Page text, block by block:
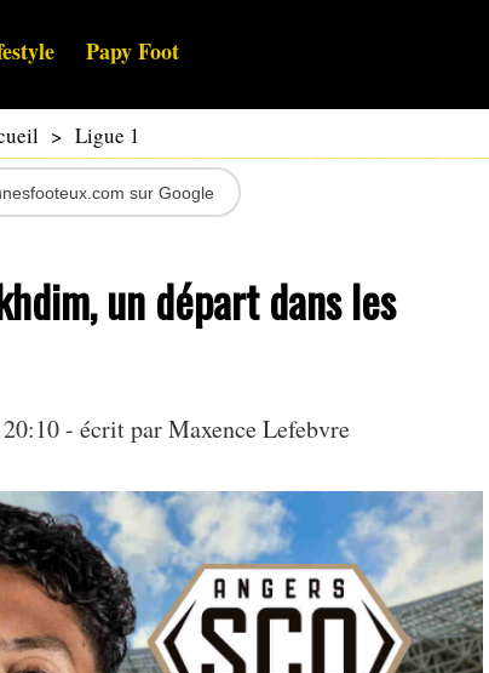
Papy Foot
> Ligue 1
sur Google
un départ dans les
- écrit parMaxence Lefebvre